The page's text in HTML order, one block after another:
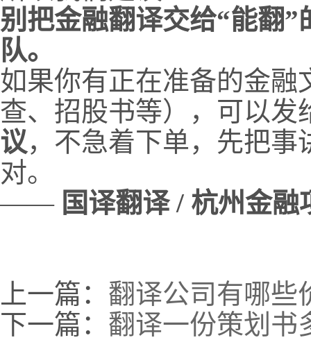
别把金融翻译交给“能翻
队。
如果你有正在准备的金融
查、招股书等），可以发
议，不急着下单，先把
对。
—— 国译翻译 / 杭州金融
上一篇： 翻译公司有哪些
下一篇： 翻译一份策划书